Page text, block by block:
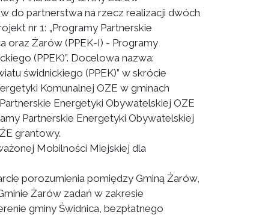
do partnerstwa na rzecz realizacji dwóch
nr 1: „Programy Partnerskie
oraz Żarów (PPEK-I) - Programy
(PPEK)”. Docelowa nazwa:
świdnickiego (PPEK)” w skrócie
Komunalnej OZE w gminach
Energetyki Obywatelskiej OZE
Partnerskie Energetyki Obywatelskiej
grantowy.
Mobilności Miejskiej dla
porozumienia pomiędzy Gminą Żarów,
Żarów zadań w zakresie
gminy Świdnica, bezpłatnego